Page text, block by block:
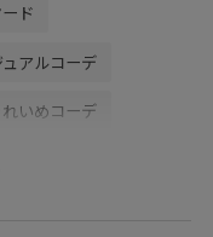
ド
ュアルコーデ
れいめコーデ